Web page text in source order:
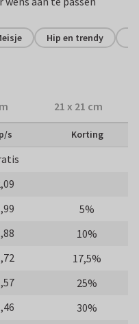
Hip en trendy
21 x 21 cm
s Korting
5%
10%
17,5%
25%
30%